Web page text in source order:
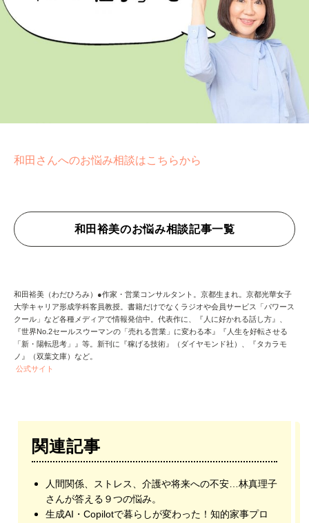
和田さんへのお悩み相談はこちらから
和田裕美のお悩み相談記事一覧
和田裕美（わだひろみ）●作家・営業コンサルタント。京都生まれ。京都光華女子
大学キャリア形成学科客員教授。書籍だけでなくラジオや会員サービス「パワース
クール」など各種メディアで情報発信中。代表作に、『人に好かれる話し方』、
『世界No.2セールスウーマンの「売れる営業」に変わる本』『人生を好転させる
「新・陽転思考」』等。新刊に『稼げる技術』（ダイヤモンド社）、『タカラモ
ノ』（双葉文庫）など。
公式サイト
関連記事
人間関係、ストレス、介護や将来への不安…林真理子
さんが答える９つの悩み。
生成AI・Copilotで暮らしが変わった！知的家事プロ